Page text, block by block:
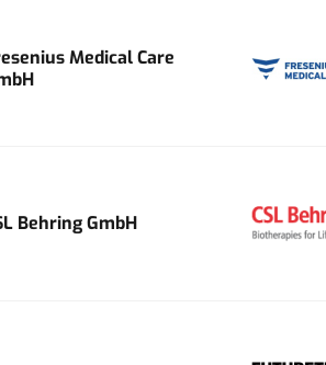
Medical Care
Behring GmbH